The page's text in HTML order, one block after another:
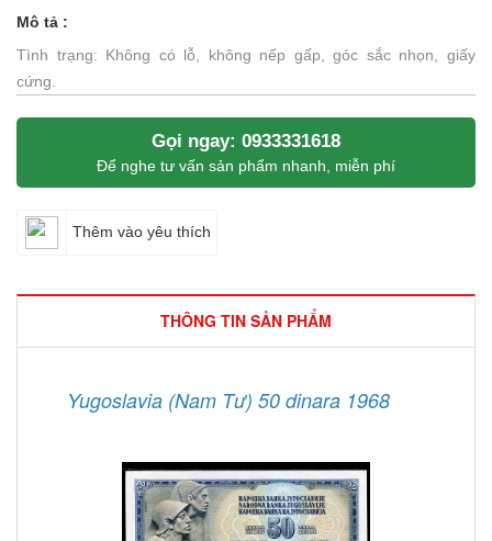
Mô tả :
Tình trạng: Không có lỗ, không nếp gấp, góc sắc nhọn, giấy
cứng.
Gọi ngay: 0933331618
Để nghe tư vấn sản phẩm nhanh, miễn phí
Thêm vào yêu thích
THÔNG TIN SẢN PHẨM
Yugoslavia (Nam Tư) 50 dinara 1968